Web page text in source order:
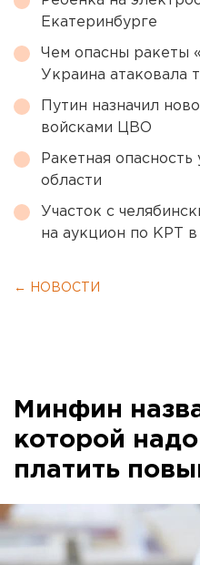
Екатеринбурге
Чем опасны ракеты
Украина атаковала
Путин назначил
войсками ЦВО
Ракетная
области
Участок с
на аукцион по КРТ в
← НОВОСТИ
Минфин
которой
платить